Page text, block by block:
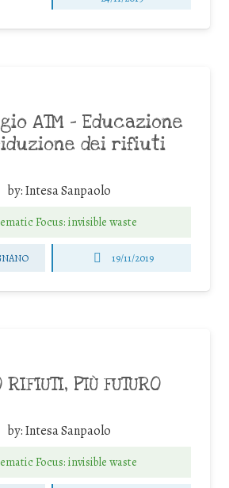
ATM – Educazione
dei rifiuti
by:Intesa Sanpaolo
Focus: invisible waste
19/11/2019
RIFIUTI, PIÙ FUTURO
by:Intesa Sanpaolo
Focus: invisible waste